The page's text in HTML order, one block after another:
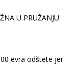
U PRUŽANJU
evra odštete jer